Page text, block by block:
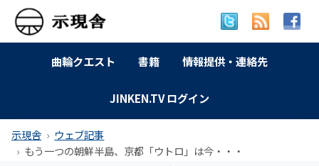
曲輪クエスト 書籍 情報提供・連絡先
JINKEN.TV ログイン
示現舎
ウェブ記事
もう一つの朝鮮半島、京都「ウトロ」は今・・・